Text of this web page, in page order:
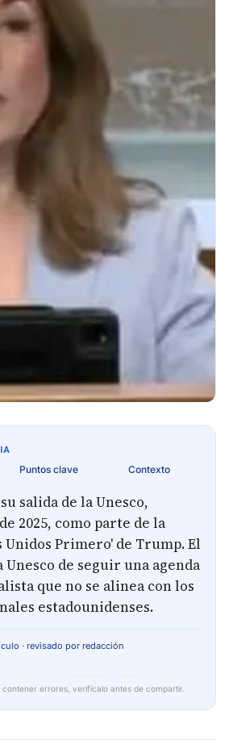
Puntos clave Contexto
salida de la Unesco,
2025, como parte de la
Unidos Primero' de Trump. El
de seguir una agenda
que no se alinea con los
estadounidenses.
· revisado por redacción
contener errores, verifícalo antes de compartir.